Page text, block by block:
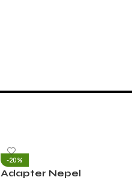
-20%
Adapter Nepel